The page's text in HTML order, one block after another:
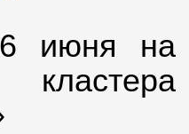
июня на